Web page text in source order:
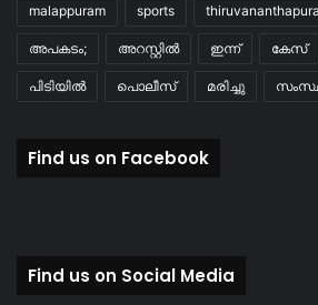
malappuram sports
അപകടം; അറസ്റ്റിൽ ഇന്ന് കേസ്
പിടിയിൽ പൊലീസ് മരിച്ചു
Find us on Facebook
Find us on Social Media